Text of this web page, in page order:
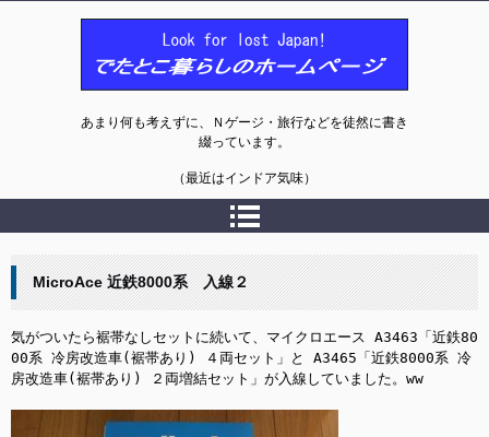
あまり何も考えずに、Ｎゲージ・旅行などを徒然に書き
綴っています。
（最近はインドア気味）
MicroAce 近鉄8000系 入線２
気がついたら裾帯なしセットに続いて、マイクロエース A3463「近鉄80
00系 冷房改造車(裾帯あり) ４両セット」と A3465「近鉄8000系 冷
房改造車(裾帯あり) ２両増結セット」が入線していました。ww